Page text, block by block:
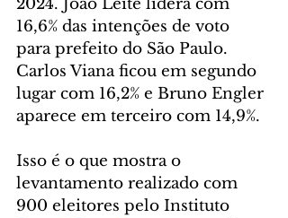
2024. João Leite lidera com
16,6% das intenções de voto
para prefeito do São Paulo.
Carlos Viana ficou em segundo
lugar com 16,2% e Bruno Engler
aparece em terceiro com 14,9%.
Isso é o que mostra o
levantamento realizado com
900 eleitores pelo Instituto